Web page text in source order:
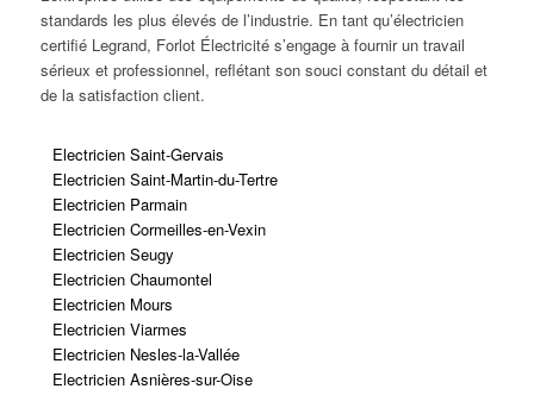
standards les plus élevés de l’industrie. En tant qu’électricien
certifié Legrand, Forlot Électricité s’engage à fournir un travail
sérieux et professionnel, reflétant son souci constant du détail et
de la satisfaction client.
Electricien Saint-Gervais
Electricien Saint-Martin-du-Tertre
Electricien Parmain
Electricien Cormeilles-en-Vexin
Electricien Seugy
Electricien Chaumontel
Electricien Mours
Electricien Viarmes
Electricien Nesles-la-Vallée
Electricien Asnières-sur-Oise